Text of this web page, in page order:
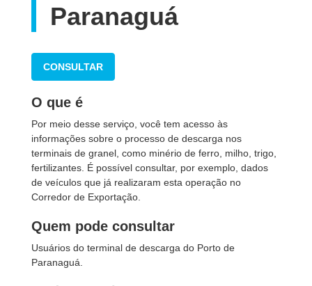
Paranaguá
CONSULTAR
O que é
Por meio desse serviço, você tem acesso às
informações sobre o processo de descarga nos
terminais de granel, como minério de ferro, milho, trigo,
fertilizantes. É possível consultar, por exemplo, dados
de veículos que já realizaram esta operação no
Corredor de Exportação.
Quem pode consultar
Usuários do terminal de descarga do Porto de
Paranaguá.